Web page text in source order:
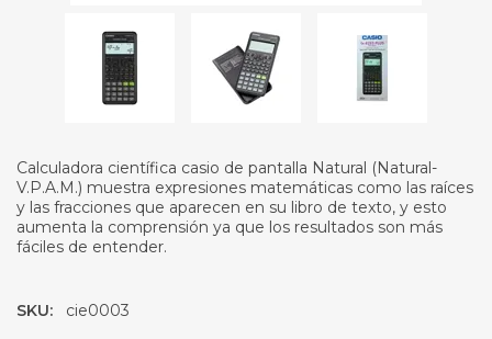
Calculadora científica casio de pantalla Natural (Natural-
V.P.A.M.) muestra expresiones matemáticas como las raíces
y las fracciones que aparecen en su libro de texto, y esto
aumenta la comprensión ya que los resultados son más
fáciles de entender.
SKU: cie0003